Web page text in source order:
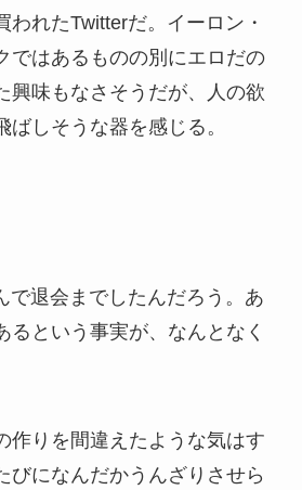
われたTwitterだ。イーロン・
ではあるものの別にエロだの
興味もなさそうだが、人の欲
しそうな器を感じる。
で退会までしたんだろう。あ
るという事実が、なんとなく
作りを間違えたような気はす
びになんだかうんざりさせら